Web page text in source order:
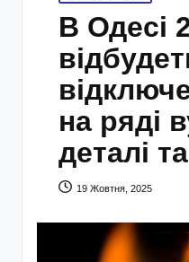
in
В Одесі
на ряді
деталі
19 Жовтня, 2025